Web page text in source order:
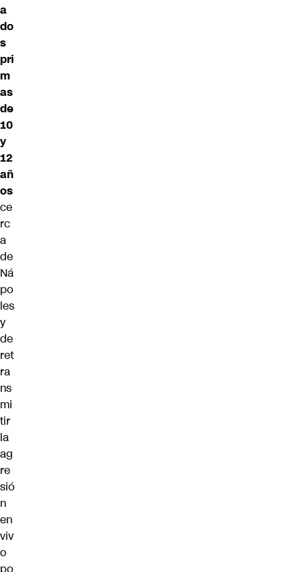
a
do
s
pri
m
as
de
10
y
12
añ
os
ce
rc
a
de
Ná
po
les
y
de
ret
ra
ns
mi
tir
la
ag
re
sió
n
en
viv
o
po